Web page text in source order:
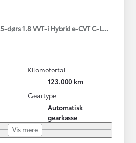
dørs 1.8 VVT-i Hybrid e-CVT C-LUB -
Kilometertal
123.000 km
Geartype
Automatisk
gearkasse
Vis mere